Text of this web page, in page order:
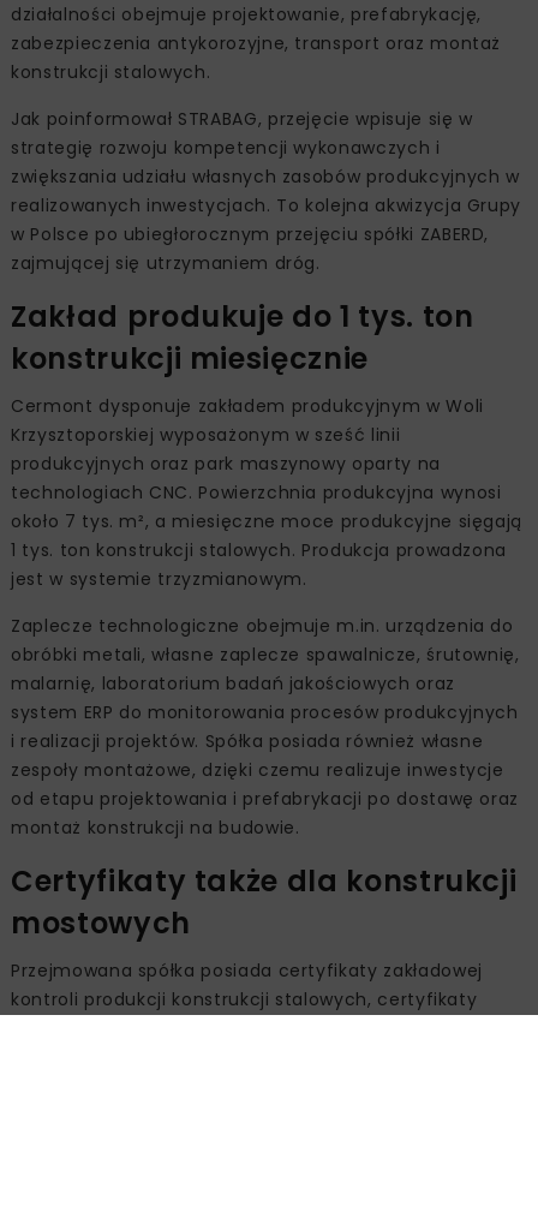
działalności obejmuje projektowanie, prefabrykację,
zabezpieczenia antykorozyjne, transport oraz montaż
konstrukcji stalowych.
Jak poinformował STRABAG, przejęcie wpisuje się w
strategię rozwoju kompetencji wykonawczych i
zwiększania udziału własnych zasobów produkcyjnych w
realizowanych inwestycjach. To kolejna akwizycja Grupy
w Polsce po ubiegłorocznym przejęciu spółki ZABERD,
zajmującej się utrzymaniem dróg.
Zakład produkuje do 1 tys. ton
konstrukcji miesięcznie
Cermont dysponuje zakładem produkcyjnym w Woli
Krzysztoporskiej wyposażonym w sześć linii
produkcyjnych oraz park maszynowy oparty na
technologiach CNC. Powierzchnia produkcyjna wynosi
około 7 tys. m², a miesięczne moce produkcyjne sięgają
1 tys. ton konstrukcji stalowych. Produkcja prowadzona
jest w systemie trzyzmianowym.
Zaplecze technologiczne obejmuje m.in. urządzenia do
obróbki metali, własne zaplecze spawalnicze, śrutownię,
malarnię, laboratorium badań jakościowych oraz
system ERP do monitorowania procesów produkcyjnych
i realizacji projektów. Spółka posiada również własne
zespoły montażowe, dzięki czemu realizuje inwestycje
od etapu projektowania i prefabrykacji po dostawę oraz
montaż konstrukcji na budowie.
Certyfikaty także dla konstrukcji
mostowych
Przejmowana spółka posiada certyfikaty zakładowej
kontroli produkcji konstrukcji stalowych, certyfikaty